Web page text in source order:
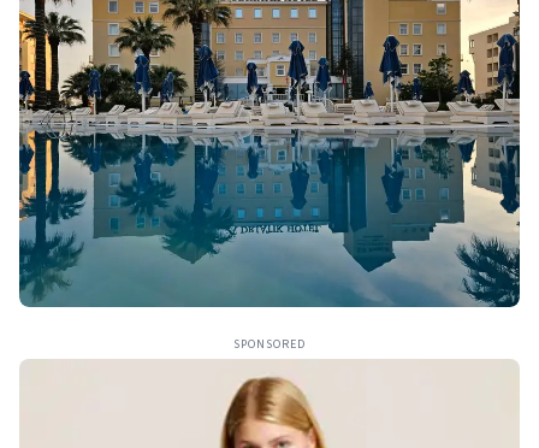
SPONSORED